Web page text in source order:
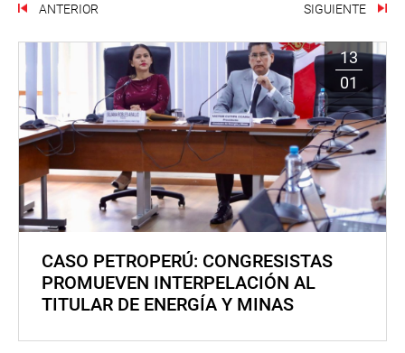
ANTERIOR SIGUIENTE
13
01
CASO PETROPERÚ: CONGRESISTAS
PROMUEVEN INTERPELACIÓN AL
TITULAR DE ENERGÍA Y MINAS